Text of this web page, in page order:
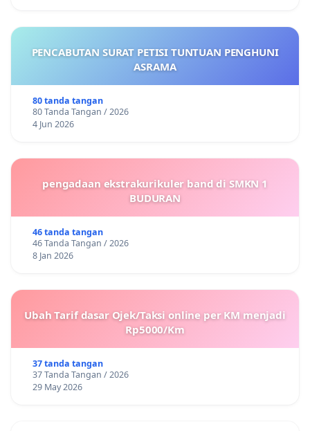
PENCABUTAN SURAT PETISI TUNTUAN PENGHUNI
ASRAMA
80 tanda tangan
80 Tanda Tangan / 2026
4 Jun 2026
pengadaan ekstrakurikuler band di SMKN 1
BUDURAN
46 tanda tangan
46 Tanda Tangan / 2026
8 Jan 2026
Ubah Tarif dasar Ojek/Taksi online per KM menjadi
Rp5000/Km
37 tanda tangan
37 Tanda Tangan / 2026
29 May 2026